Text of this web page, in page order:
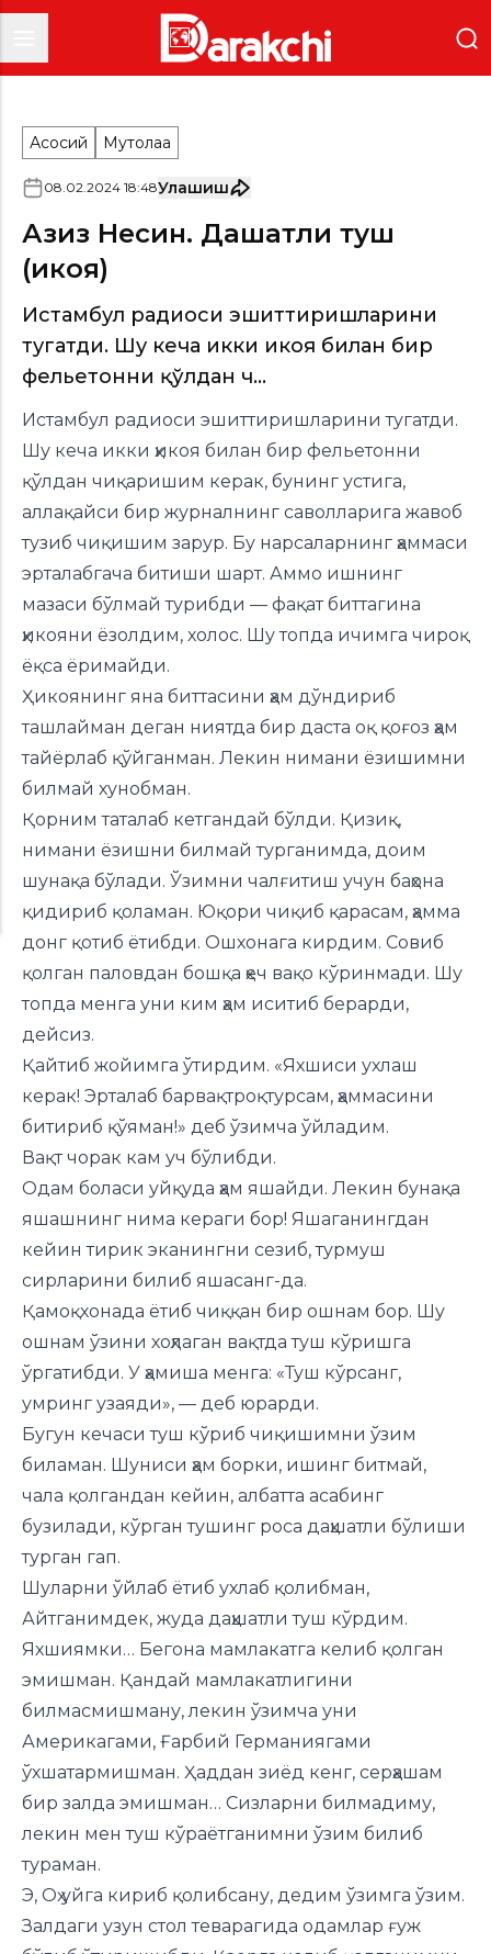
Асосий Мутолаа
08.02.2024 18:48Улашиш
Азиз Несин. Даҳшатли туш
(ҳикоя)
Истамбул радиоси эшиттиришларини
тугатди. Шу кеча икки ҳикоя билан бир
фельетонни қўлдан ч...
Истамбул радиоси эшиттиришларини тугатди.
Шу кеча икки ҳикоя билан бир фельетонни
қўлдан чиқаришим керак, бунинг устига,
аллақайси бир журналнинг саволларига жавоб
тузиб чиқишим зарур. Бу нарсаларнинг ҳаммаси
эрталабгача битиши шарт. Аммо ишнинг
мазаси бўлмай турибди — фақат биттагина
ҳикояни ёзолдим, холос. Шу топда ичимга чироқ
ёқса ёримайди.
Ҳикоянинг яна биттасини ҳам дўндириб
ташлайман деган ниятда бир даста оқ қоғоз ҳам
тайёрлаб қўйганман. Лекин нимани ёзишимни
билмай хунобман.
Қорним таталаб кетгандай бўлди. Қизиқ,
нимани ёзишни билмай турганимда, доим
шунақа бўлади. Ўзимни чалғитиш учун баҳона
қидириб қоламан. Юқори чиқиб қарасам, ҳамма
донг қотиб ётибди. Ошхонага кирдим. Совиб
қолган паловдан бошқа ҳеч вақо кўринмади. Шу
топда менга уни ким ҳам иситиб берарди,
дейсиз.
Қайтиб жойимга ўтирдим. «Яхшиси ухлаш
керак! Эрталаб барвақтроқтурсам, ҳаммасини
битириб қўяман!» деб ўзимча ўйладим.
Вақт чорак кам уч бўлибди.
Одам боласи уйқуда ҳам яшайди. Лекин бунақа
яшашнинг нима кераги бор! Яшаганингдан
кейин тирик эканингни сезиб, турмуш
сирларини билиб яшасанг-да.
Қамоқхонада ётиб чиққан бир ошнам бор. Шу
ошнам ўзини хоҳлаган вақтда туш кўришга
ўргатибди. У ҳамиша менга: «Туш кўрсанг,
умринг узаяди», — деб юрарди.
Бугун кечаси туш кўриб чиқишимни ўзим
биламан. Шуниси ҳам борки, ишинг битмай,
чала қолгандан кейин, албатта асабинг
бузилади, кўрган тушинг роса даҳшатли бўлиши
турган гап.
Шуларни ўйлаб ётиб ухлаб қолибман,
Айтганимдек, жуда даҳшатли туш кўрдим.
Яхшиямки… Бегона мамлакатга келиб қолган
эмишман. Қандай мамлакатлигини
билмасмишману, лекин ўзимча уни
Америкагами, Ғарбий Германиягами
ўхшатармишман. Ҳаддан зиёд кенг, серҳашам
бир залда эмишман… Сизларни билмадиму,
лекин мен туш кўраётганимни ўзим билиб
тураман.
Э, Оҳ уйга кириб қолибсану, дедим ўзимга ўзим.
Залдаги узун стол теварагида одамлар ғуж